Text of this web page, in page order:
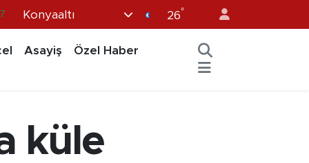
Konyaaltı 26°
Asayiş
Özel Haber
küle